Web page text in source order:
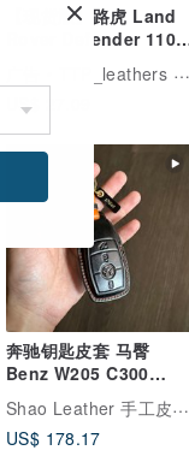
【现货版】路虎 Land
Rover Defender 110
Evoque Jaguar 钥匙包
TTP_leathers 波赛顿手工皮件
US$ 27.09
奔驰钥匙皮套 马臀
Benz W205 C300
C200 GLA250 Sedan
AMG
Shao Leather 手工皮具 手工表带订制
US$ 178.17